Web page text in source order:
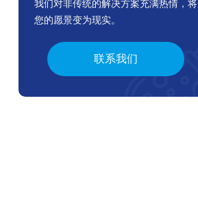
我们对非传统的解决方案充满热情，将
您的愿景变为现实。
联系我们